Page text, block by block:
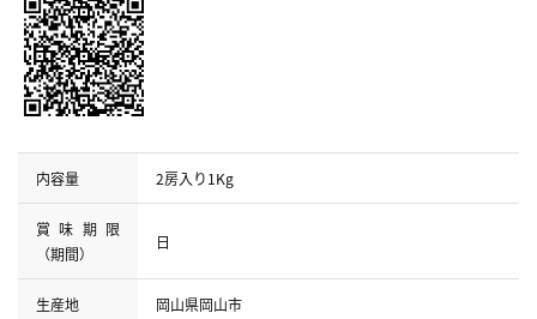
内容量 2房入り1Kg
賞味期限
（期間）
日
生産地 岡山県岡山市